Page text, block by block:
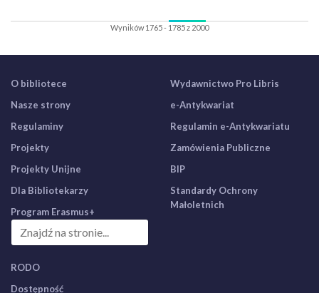
Wyników 1765 - 1785 z 2000
O bibliotece
Nasze strony
Regulaminy
Projekty
Projekty Unijne
Dla Bibliotekarzy
Program Erasmus+
Wydawnictwo Pro Libris
e-Antykwariat
Regulamin e-Antykwariatu
Zamówienia Publiczne
BIP
Standardy Ochrony
Małoletnich
RODO
Dostępność